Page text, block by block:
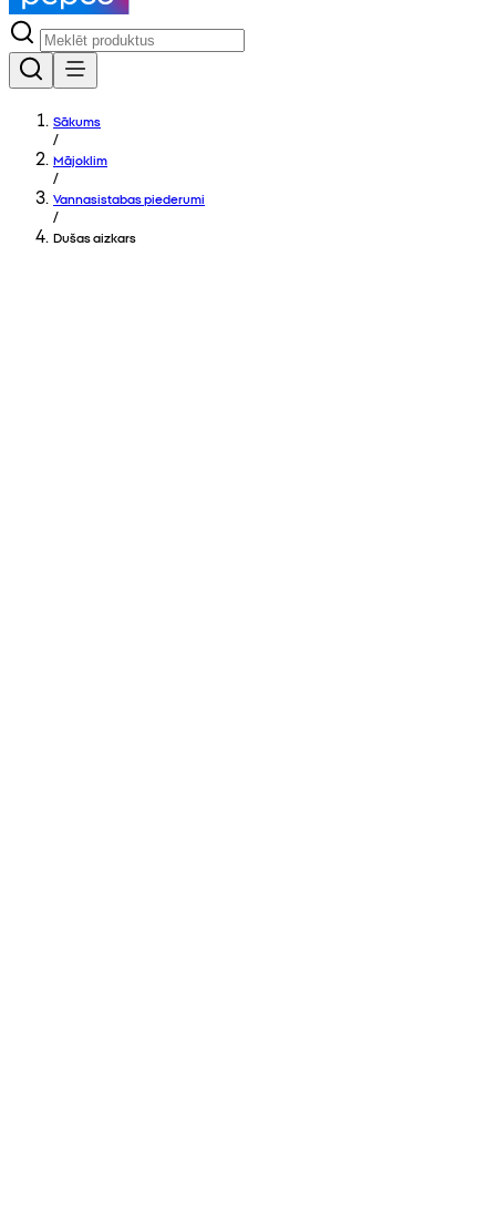
Sākums
/
Mājoklim
/
Vannasistabas piederumi
/
Dušas aizkars